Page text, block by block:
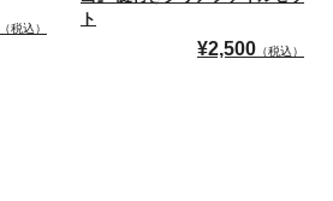
（税込）
ト
¥2,500 （税込）